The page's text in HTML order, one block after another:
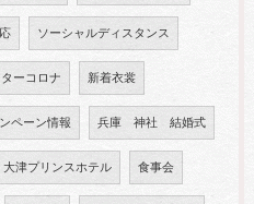
ソーシャルディスタンス
ーコロナ 新着衣裳
ペーン情報 兵庫 神社 結婚式
大津プリンスホテル 食事会